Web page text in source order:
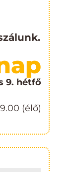
9. hétfő
(élő)